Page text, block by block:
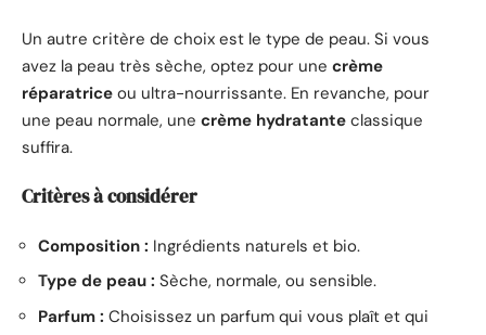
Un autre critère de choix est le type de peau. Si vous
avez la peau très sèche, optez pour une crème
réparatrice ou ultra-nourrissante. En revanche, pour
une peau normale, une crème hydratante classique
suffira.
Critères à considérer
Composition : Ingrédients naturels et bio.
Type de peau : Sèche, normale, ou sensible.
Parfum : Choisissez un parfum qui vous plaît et qui